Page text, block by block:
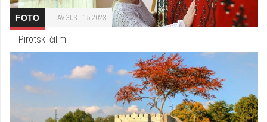
FOTO AVGUST 15 2023
Pirotski ćilim